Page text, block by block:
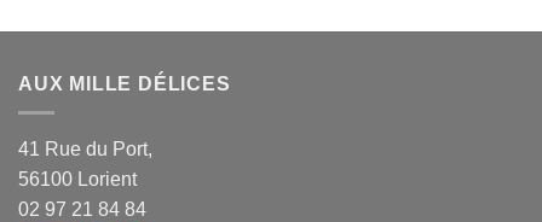
AUX MILLE DÉLICES
41 Rue du Port,
56100 Lorient
02 97 21 84 84